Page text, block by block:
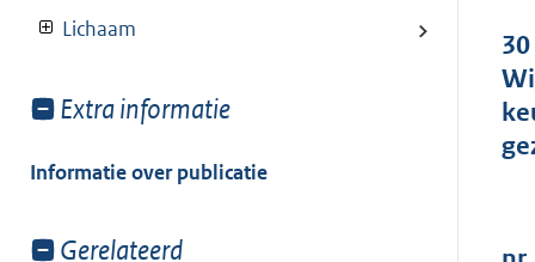
Lichaam
Toon
van:
Extra informatie
Informatie over publicatie
Toon
Gerelateerd